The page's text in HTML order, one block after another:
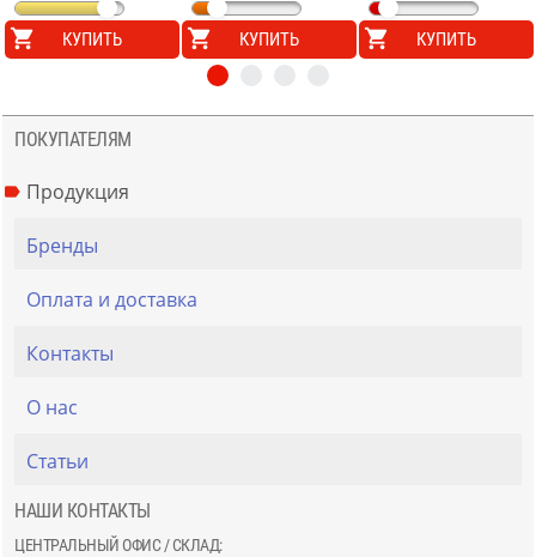
КУПИТЬ КУПИТЬ КУПИТЬ
ПОКУПАТЕЛЯМ
Продукция
Бренды
Оплата и доставка
Контакты
О нас
Статьи
НАШИ КОНТАКТЫ
ЦЕНТРАЛЬНЫЙ ОФИС / СКЛАД: